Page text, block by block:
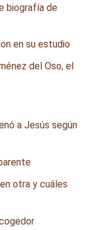
biografía de
del Oso, el
a Jesús según
otra y cuáles